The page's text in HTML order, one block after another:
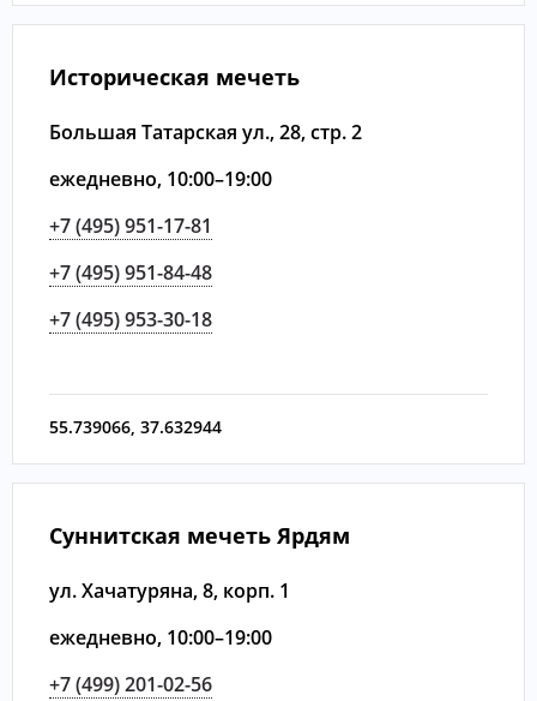
Историческая мечеть
Большая Татарская ул., 28, стр. 2
ежедневно, 10:00–19:00
+7 (495) 951-17-81
+7 (495) 951-84-48
+7 (495) 953-30-18
55.739066, 37.632944
Суннитская мечеть Ярдям
ул. Хачатуряна, 8, корп. 1
ежедневно, 10:00–19:00
+7 (499) 201-02-56